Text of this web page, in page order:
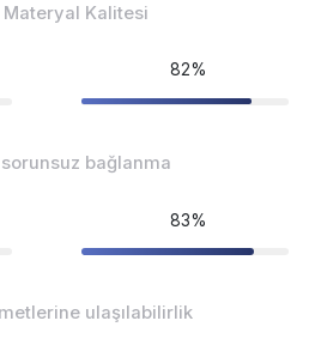
Materyal Kalitesi
82%
bağlanma
83%
ulaşılabilirlik